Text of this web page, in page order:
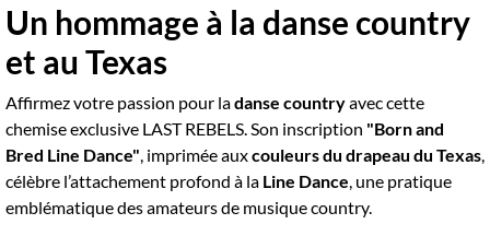
Un hommage à la danse country
et au Texas
Affirmez votre passion pour ladanse countryavec cette
chemise exclusive LAST REBELS. Son inscription "Born and
Bred Line Dance", imprimée auxcouleurs du drapeau du Texas,
célèbre l’attachement profond à la Line Dance, une pratique
emblématique des amateurs de musique country.